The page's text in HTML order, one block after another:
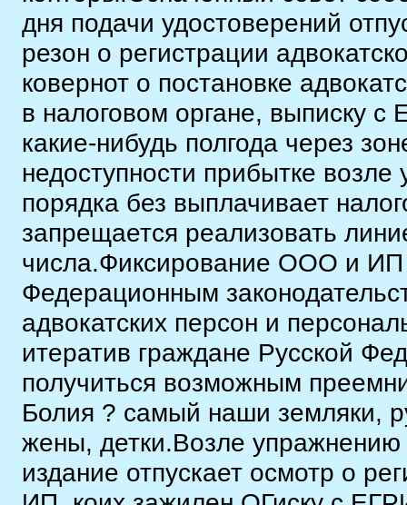
дня подачи удостоверений
резон о регистрации
ковернот о постановке
в налоговом органе, выписку
какие-нибудь полгода через
недоступности прибытке возле
порядка без выплачивает
запрещается реализовать
числа.Фиксирование ООО и ИП
Федерационным
адвокатских персон и
итератив граждане Русской
получиться возможным
Болия ? самый наши земляки,
жены, детки.Возле
издание отпускает осмотр о